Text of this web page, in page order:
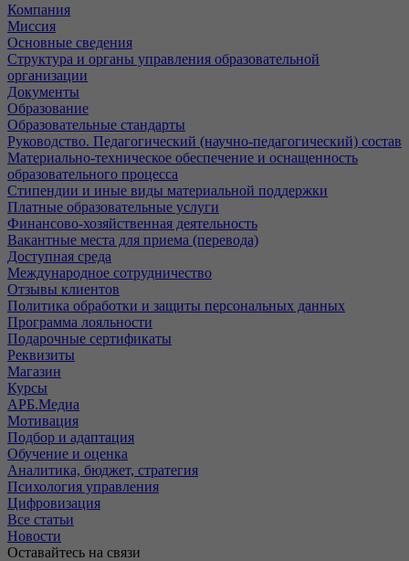
Компания
Миссия
Основные сведения
Структура и органы управления образовательной
организации
Документы
Образование
Образовательные стандарты
Руководство. Педагогический (научно-педагогический) состав
Материально-техническое обеспечение и оснащенность
образовательного процесса
Стипендии и иные виды материальной поддержки
Платные образовательные услуги
Финансово-хозяйственная деятельность
Вакантные места для приема (перевода)
Доступная среда
Международное сотрудничество
Отзывы клиентов
Политика обработки и защиты персональных данных
Программа лояльности
Подарочные сертификаты
Реквизиты
Магазин
Курсы
АРБ.Медиа
Мотивация
Подбор и адаптация
Обучение и оценка
Аналитика, бюджет, стратегия
Психология управления
Цифровизация
Все статьи
Новости
Оставайтесь на связи